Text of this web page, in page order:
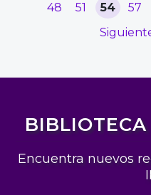
48
51 54 57
BIBLIOTECA
Encuentra nuevos